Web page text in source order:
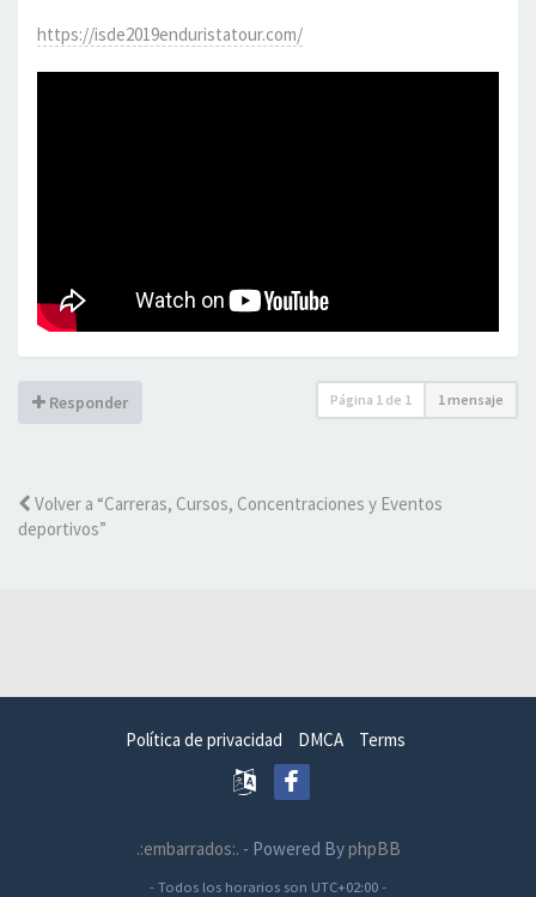
https://isde2019enduristatour.com/
Responder Página 1 de 1 1 mensaje
Volver a “Carreras, Cursos, Concentraciones y Eventos
deportivos”
Política de privacidad DMCA Terms
.:embarrados:. - Powered ByphpBB
- Todos los horarios son UTC+02:00-